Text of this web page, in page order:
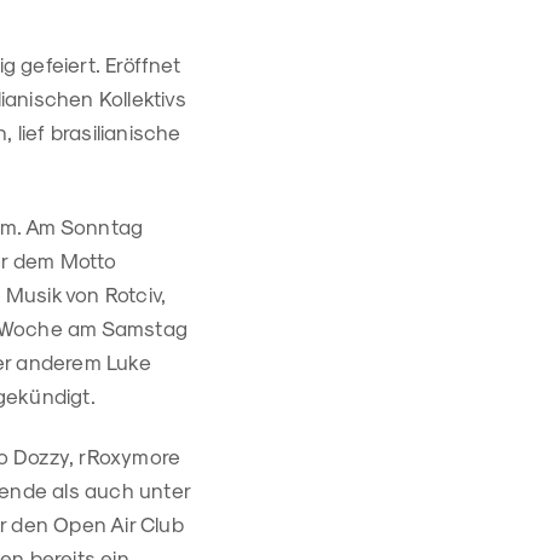
gefeiert. Eröffnet
Kollektivs
lief brasilianische
Am Sonntag
dem Motto
von Rotciv,
am Samstag
anderem Luke
Dozzy, rRoxymore
als auch unter
den Open Air Club